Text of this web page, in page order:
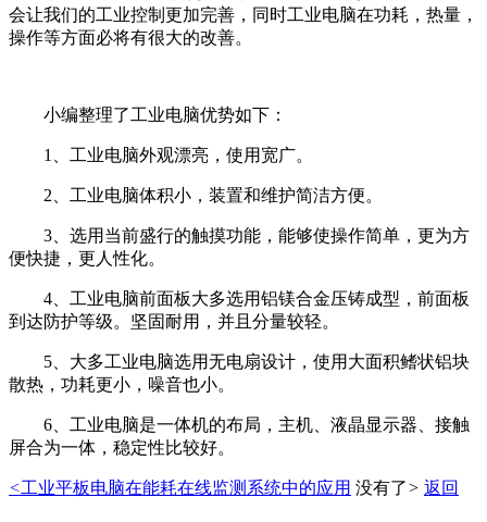
会让我们的工业控制更加完善，同时工业电脑在功耗，热量，
操作等方面必将有很大的改善。
小编整理了工业电脑优势如下：
1、工业电脑外观漂亮，使用宽广。
2、工业电脑体积小，装置和维护简洁方便。
3、选用当前盛行的触摸功能，能够使操作简单，更为方
便快捷，更人性化。
4、工业电脑前面板大多选用铝镁合金压铸成型，前面板
到达防护等级。坚固耐用，并且分量较轻。
5、大多工业电脑选用无电扇设计，使用大面积鳍状铝块
散热，功耗更小，噪音也小。
6、工业电脑是一体机的布局，主机、液晶显示器、接触
屏合为一体，稳定性比较好。
<工业平板电脑在能耗在线监测系统中的应用 没有了> 返回